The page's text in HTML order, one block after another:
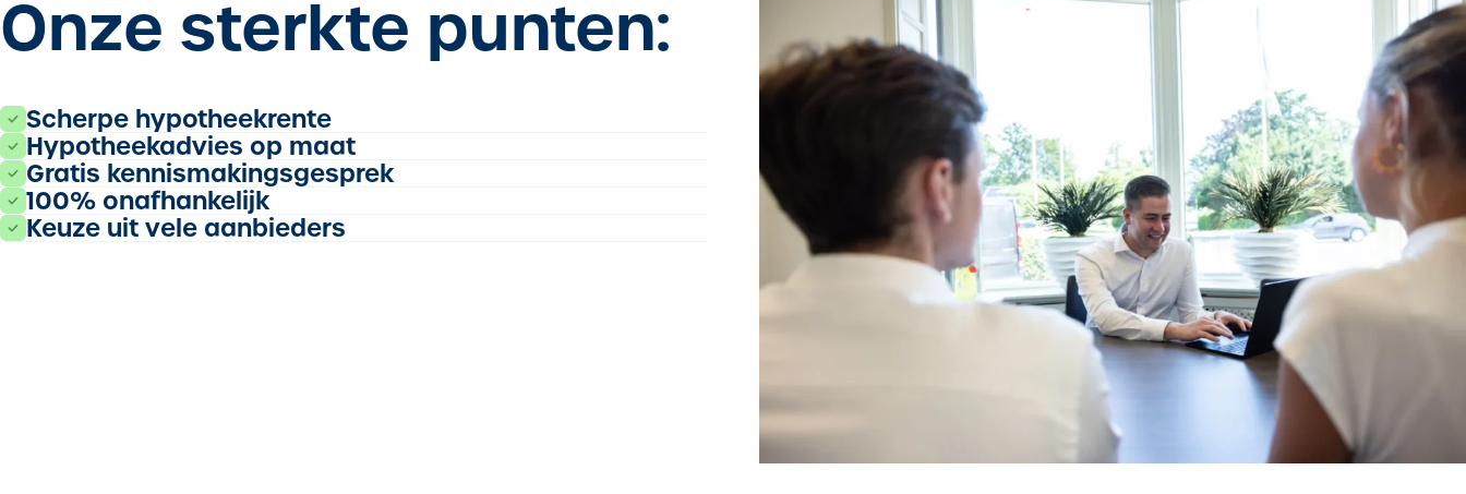
Onze sterkte punten:
Scherpe hypotheekrente
Hypotheekadvies op maat
Gratis kennismakingsgesprek
100% onafhankelijk
Keuze uit vele aanbieders